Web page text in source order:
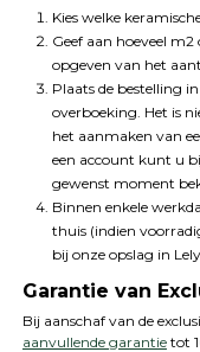
Kies welke
Geef aan hoeveel
opgeven van het
Plaats de bestelling
overboeking. Het is
het aanmaken van
een account kunt u
gewenst moment
Binnen enkele
thuis (indien
bij onze opslag in
Garantie van
Bij aanschaf van de
aanvullende garantietot